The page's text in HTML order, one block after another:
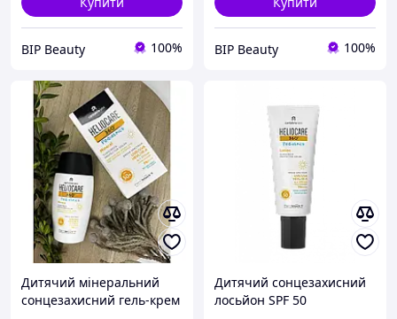
BIP Beauty 100% BIP Beauty 100%
Дитячий мінеральний
сонцезахисний гель-крем
Дитячий сонцезахисний
лосьйон SPF 50